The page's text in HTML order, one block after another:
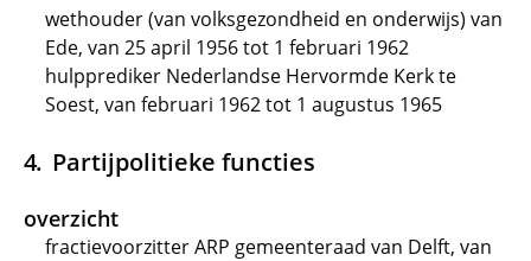
wethouder (van volksgezondheid en onderwijs) van
Ede, van 25 april 1956 tot 1 februari 1962
hulpprediker Nederlandse Hervormde Kerk te
Soest, van februari 1962 tot 1 augustus 1965
Partijpolitieke functies
overzicht
fractievoorzitter ARP gemeenteraad van Delft, van